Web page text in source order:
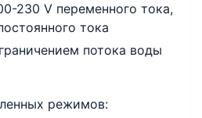
230 V переменного тока,
тока
потока воды
режимов: